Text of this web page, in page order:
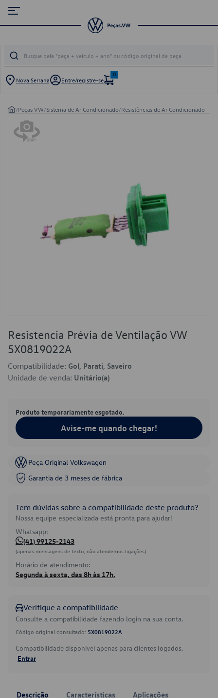
Nova Serrana Entre/registre-se
0
/Peças VW/Sistema de Ar Condicionado/Resistências de Ar Condicionado
Resistencia Prévia de Ventilação VW
5X0819022A
Compatibilidade: Gol, Parati, Saveiro
Unidade de venda: Unitário(a)
Produto temporariamente esgotado.
Avise-me quando chegar!
Peça Original Volkswagen
Garantia de 3 meses de fábrica
Tem dúvidas sobre a compatibilidade deste produto?
Nossa equipe especializada está pronta para ajudar!
Whatsapp:
(41) 99125-2143
(apenas mensagens de texto, não atendemos ligações)
Horário de atendimento:
Segunda à sexta, das 8h às 17h.
Verifique a compatibilidade
Consulte a compatibilidade fazendo login na sua conta.
Código original consultado: 5X0819022A
Compatibilidade disponível apenas para clientes logados.
Entrar
Descrição Características Aplicações